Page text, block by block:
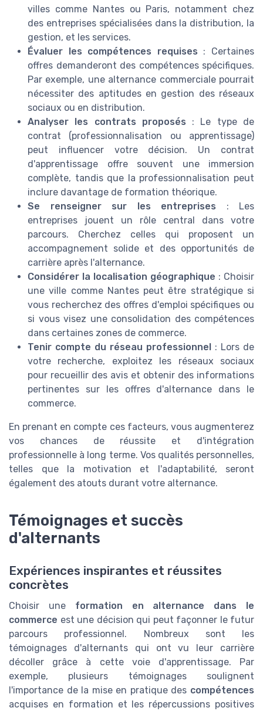
villes comme Nantes ou Paris, notamment chez
des entreprises spécialisées dans la distribution, la
gestion, et les services.
Évaluer les compétences requises : Certaines
offres demanderont des compétences spécifiques.
Par exemple, une alternance commerciale pourrait
nécessiter des aptitudes en gestion des réseaux
sociaux ou en distribution.
Analyser les contrats proposés : Le type de
contrat (professionnalisation ou apprentissage)
peut influencer votre décision. Un contrat
d'apprentissage offre souvent une immersion
complète, tandis que la professionnalisation peut
inclure davantage de formation théorique.
Se renseigner sur les entreprises : Les
entreprises jouent un rôle central dans votre
parcours. Cherchez celles qui proposent un
accompagnement solide et des opportunités de
carrière après l'alternance.
Considérer la localisation géographique : Choisir
une ville comme Nantes peut être stratégique si
vous recherchez des offres d'emploi spécifiques ou
si vous visez une consolidation des compétences
dans certaines zones de commerce.
Tenir compte du réseau professionnel
: Lors de
votre recherche, exploitez les réseaux sociaux
pour recueillir des avis et obtenir des informations
pertinentes sur les offres d'alternance dans le
commerce.
En prenant en compte ces facteurs, vous augmenterez
vos chances de réussite et d'intégration
professionnelle à long terme. Vos qualités personnelles,
telles que la motivation et l'adaptabilité, seront
également des atouts durant votre alternance.
Témoignages et succès
d'alternants
Expériences inspirantes et réussites
concrètes
Choisir une formation en alternance dans le
commerce est une décision qui peut façonner le futur
parcours professionnel. Nombreux sont les
témoignages d'alternants qui ont vu leur carrière
décoller grâce à cette voie d'apprentissage. Par
exemple, plusieurs témoignages soulignent
l'importance de la mise en pratique des compétences
acquises en formation et les répercussions positives